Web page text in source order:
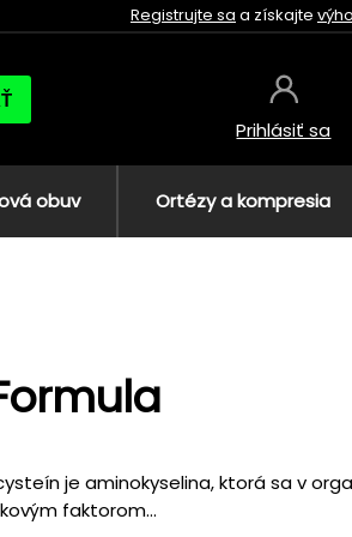
Registrujte sa a získajte
Prihlásiť sa
obuv Ortézy a kompresia
je aminokyselina, ktorá sa v
faktorom...